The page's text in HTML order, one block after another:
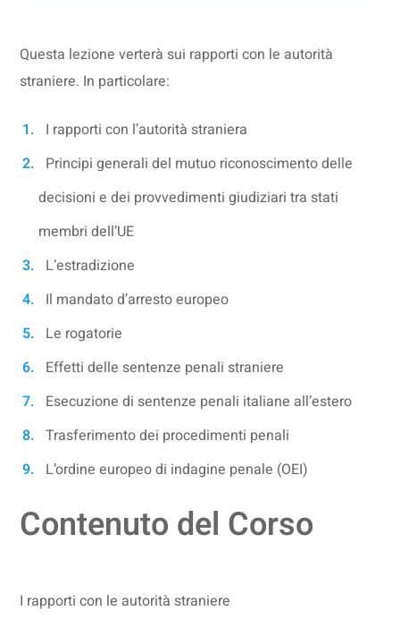
Questa lezione verterà sui rapporti con le autorità
straniere. In particolare:
I rapporti con l’autorità straniera
Principi generali del mutuo riconoscimento delle
decisioni e dei provvedimenti giudiziari tra stati
membri dell’UE
L’estradizione
Il mandato d’arresto europeo
Le rogatorie
Effetti delle sentenze penali straniere
Esecuzione di sentenze penali italiane all’estero
Trasferimento dei procedimenti penali
L’ordine europeo di indagine penale (OEI)
Contenuto del Corso
I rapporti con le autorità straniere